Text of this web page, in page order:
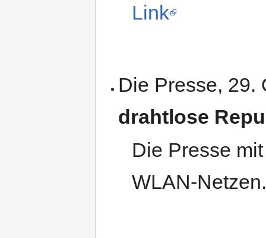
Link
Die Presse, 29.
drahtlose
Die Presse
WLAN-